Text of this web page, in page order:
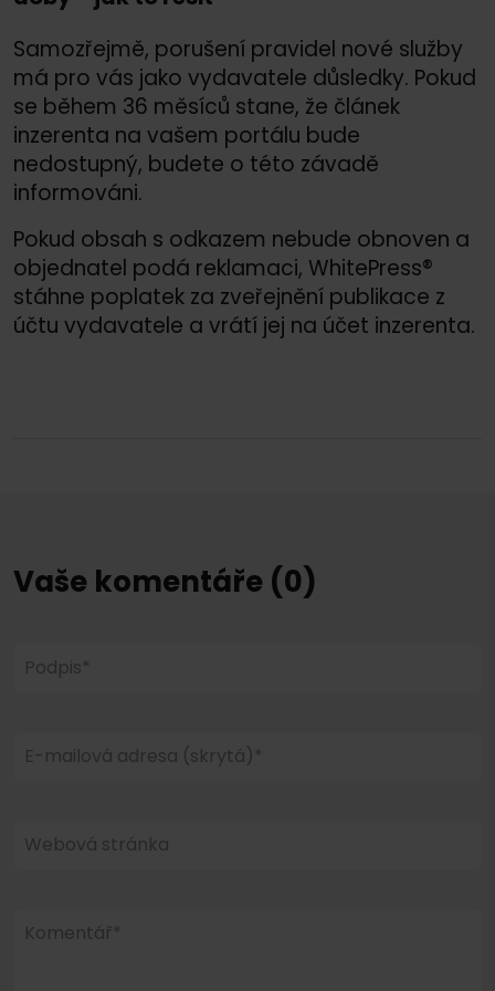
Samozřejmě, porušení pravidel nové služby
má pro vás jako vydavatele důsledky. Pokud
se během 36 měsíců stane, že článek
inzerenta na vašem portálu bude
nedostupný, budete o této závadě
informováni.
Pokud obsah s odkazem nebude obnoven a
objednatel podá reklamaci, WhitePress®
stáhne poplatek za zveřejnění publikace z
účtu vydavatele a vrátí jej na účet inzerenta.
Vaše komentáře (0)
Podpis*
E-mailová adresa (skrytá)*
Webová stránka
Komentář*